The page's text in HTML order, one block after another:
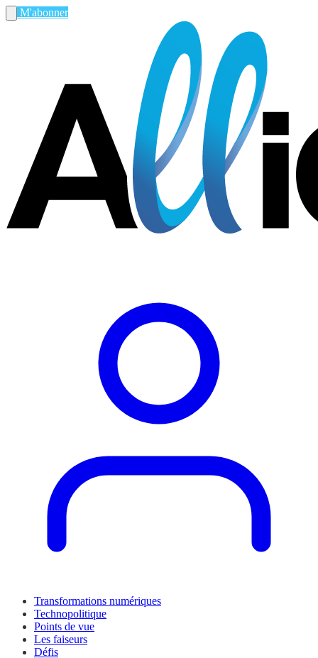
M'abonner
Transformations numériques
Technopolitique
Points de vue
Les faiseurs
Défis